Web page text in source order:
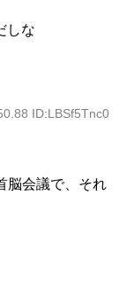
しな
ID:LBSf5Tnc0
脳会議で、それ